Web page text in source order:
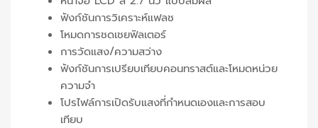
ฟังก์ชันการวิเคราะห์แฟลช
โหมดการชดเชยฟิลเตอร์
การวัดแสง/ความสว่าง
ฟังก์ชันการเปรียบเทียบคอนทราสต์และโหมดหน่วย
ความจำ
โปรไฟล์การเปิดรับแสงที่กำหนดเองและการสอบ
เทียบ